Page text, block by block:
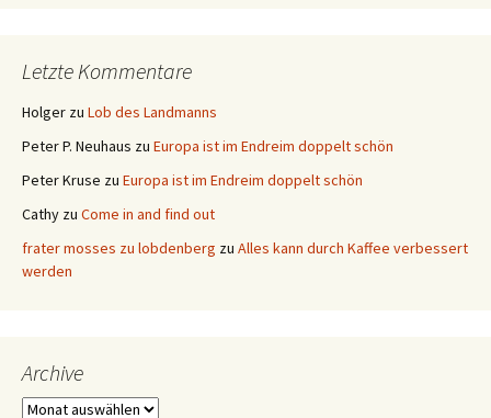
Letzte Kommentare
Holger zu Lob des Landmanns
Peter P. Neuhaus zu Europa ist im Endreim doppelt schön
Peter Kruse zu Europa ist im Endreim doppelt schön
Cathy zu Come in and find out
frater mosses zu lobdenberg zu Alles kann durch Kaffee verbessert
werden
Archive
Archive